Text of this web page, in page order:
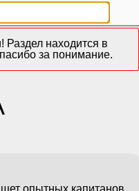
находится в
за понимание.
опытных капитанов,